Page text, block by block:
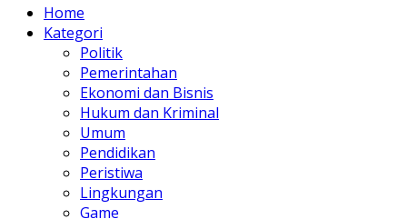
Home
Kategori
Politik
Pemerintahan
Ekonomi dan Bisnis
Hukum dan Kriminal
Umum
Pendidikan
Peristiwa
Lingkungan
Game